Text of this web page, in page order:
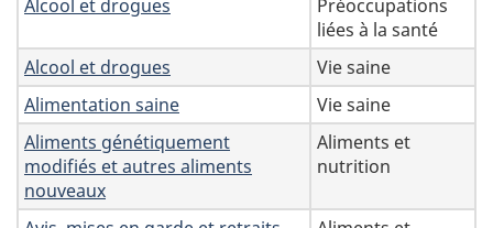
Alcool et drogues
Préoccupations
liées à la santé
Alcool et drogues
Vie saine
Alimentation saine
Vie saine
Aliments génétiquement
modifiés et autres aliments
nouveaux
Aliments et
nutrition